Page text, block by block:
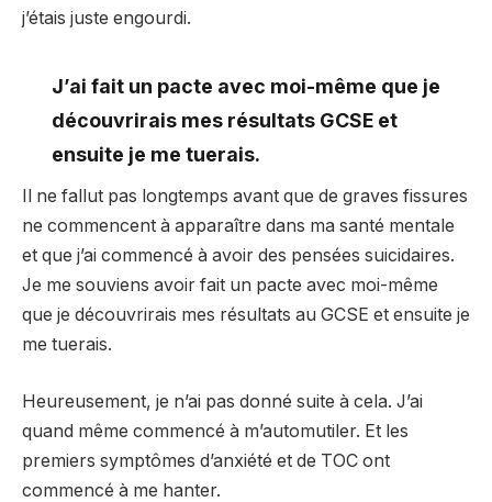
j’étais juste engourdi.
J’ai fait un pacte avec moi-même que je
découvrirais mes résultats GCSE et
ensuite je me tuerais.
Il ne fallut pas longtemps avant que de graves fissures
ne commencent à apparaître dans ma santé mentale
et que j’ai commencé à avoir des pensées suicidaires.
Je me souviens avoir fait un pacte avec moi-même
que je découvrirais mes résultats au GCSE et ensuite je
me tuerais.
Heureusement, je n’ai pas donné suite à cela. J’ai
quand même commencé à m’automutiler. Et les
premiers symptômes d’anxiété et de TOC ont
commencé à me hanter.